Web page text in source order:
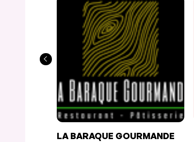
LA BARAQUE GOURMANDE